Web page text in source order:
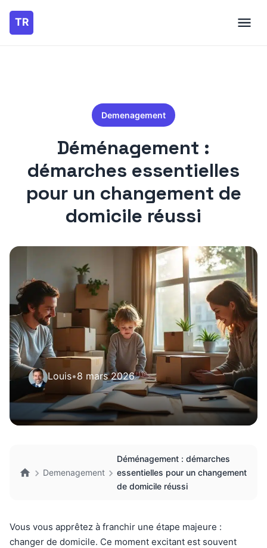
Demenagement
Déménagement :
démarches essentielles
pour un changement de
domicile réussi
Louis•8 mars 2026
Demenagement
Déménagement : démarches
essentielles pour un changement
de domicile réussi
Vous vous apprêtez à franchir une étape majeure :
changer de domicile. Ce moment excitant est souvent